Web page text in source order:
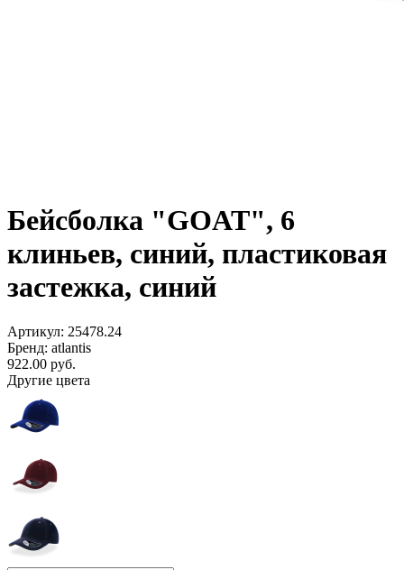
Бейсболка "GOAT", 6
клиньев, синий, пластиковая
застежка, синий
Артикул: 25478.24
Бренд: atlantis
922.00 руб.
Другие цвета